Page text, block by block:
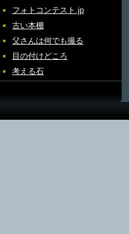
フォトコンテスト.jp
古い本棚
父さんは何でも撮る
目の付けどころ
考える石